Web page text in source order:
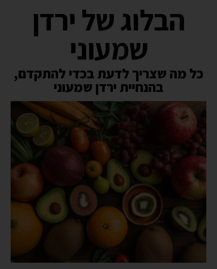
הבלוג של ירדן
שמעוני
כל מה שצריך לדעת בכדי להתקדם,
בהנחיית ירדן שמעוני